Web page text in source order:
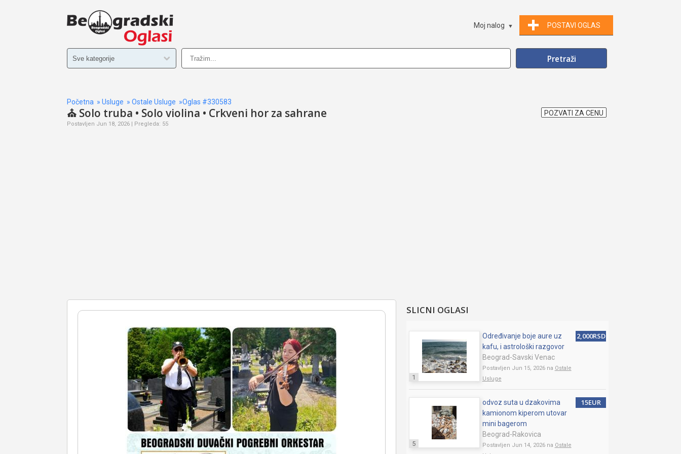
POSTAVI OGLAS
Moj nalog
Početna » Usluge » Ostale Usluge »Oglas #330583
⛪ Solo truba • Solo violina • Crkveni hor za sahrane
Postavljen Jun 18, 2026 | Pregleda: 55
POZVATI ZA CENU
SLICNI OGLASI
1
Određivanje boje aure uz
kafu, i astrološki razgovor
Beograd-Savski Venac
Postavljen Jun 15, 2026 na Ostale
Usluge
2,000RSD
5
odvoz suta u dzakovima
kamionom kiperom utovar
mini bagerom
Beograd-Rakovica
Postavljen Jun 14, 2026 na Ostale
15EUR